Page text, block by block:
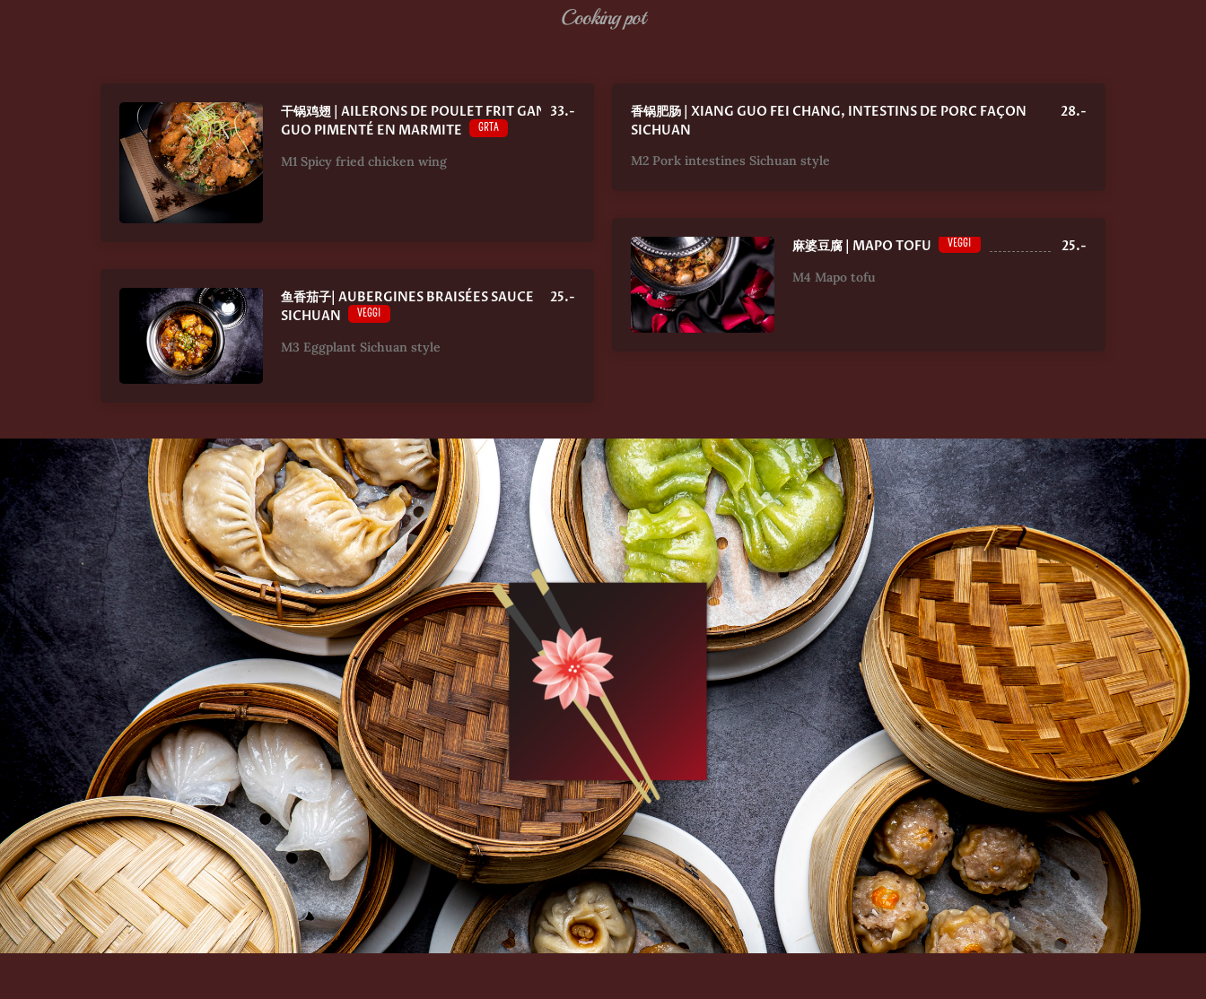
Cooking pot
干锅鸡翅 | AILERONS DE POULET FRIT GAN
GUO PIMENTÉ EN MARMITE
GRTA
33.-
M1 Spicy fried chicken wing
鱼香茄子| AUBERGINES BRAISÉES SAUCE
SICHUAN
VEGGI
25.-
M3 Eggplant Sichuan style
香锅肥肠 | XIANG GUO FEI CHANG, INTESTINS DE PORC FAÇON
SICHUAN
28.-
M2 Pork intestines Sichuan style
麻婆豆腐 | MAPO TOFU VEGGI 25.-
M4 Mapo tofu